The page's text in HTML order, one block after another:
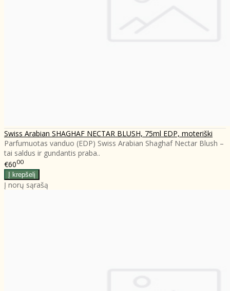
Swiss Arabian SHAGHAF NECTAR BLUSH, 75ml EDP, moteriški
Parfumuotas vanduo (EDP) Swiss Arabian Shaghaf Nectar Blush –
tai saldus ir gundantis praba..
€6000
Į norų sąrašą